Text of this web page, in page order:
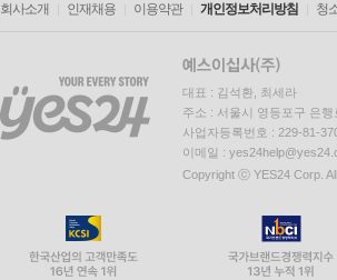
회사소개 인재채용 이용약관 개인정보처리방침 청
대표 : 김석환, 최세라
주소 : 서울시 영등포구 은
사업자등록번호 : 229-81-
이메일 :
Copyright ⓒ YES24 Corp.